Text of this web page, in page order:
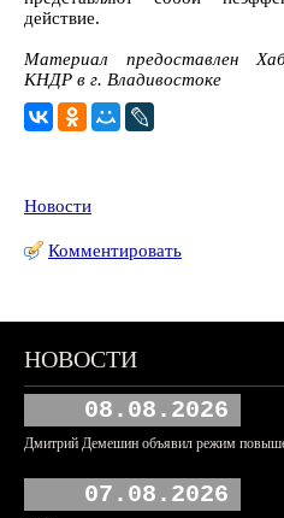
действие.
Материал предоставлен
КНДР в г. Владивостоке
Новости
Комментировать
НОВОСТИ
08.08.2026
Дмитрий Демешин объявил режим
07.08.2026